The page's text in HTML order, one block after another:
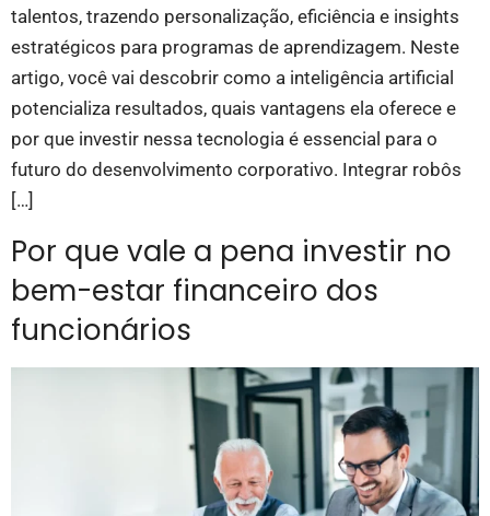
talentos, trazendo personalização, eficiência e insights
estratégicos para programas de aprendizagem. Neste
artigo, você vai descobrir como a inteligência artificial
potencializa resultados, quais vantagens ela oferece e
por que investir nessa tecnologia é essencial para o
futuro do desenvolvimento corporativo. Integrar robôs
[…]
Por que vale a pena investir no
bem-estar financeiro dos
funcionários